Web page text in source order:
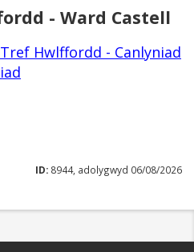
- Ward Castell
Hwlffordd - Canlyniad
ID: 8944, adolygwyd 06/08/2026